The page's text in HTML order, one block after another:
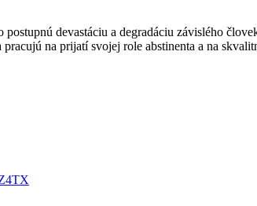
devastáciu a degradáciu závislého
na prijatí svojej role abstinenta a na